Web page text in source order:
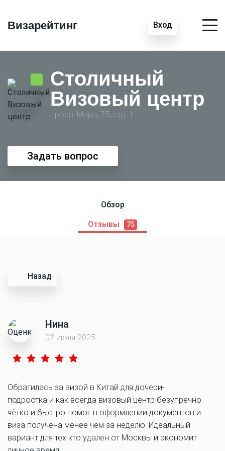
Визарейтинг Вход
Столичный
Визовый центр
просп. Мира, 75, стр. 1
Задать вопрос
Обзор
Отзывы 75
Назад
Нина
02 июля 2025
Обратилась за визой в Китай для дочери-
подростка и как всегда визовый центр безупречно
чётко и быстро помог в оформлении документов и
виза получена менее чем за неделю. Идеальный
вариант для тех кто удален от Москвы и экономит